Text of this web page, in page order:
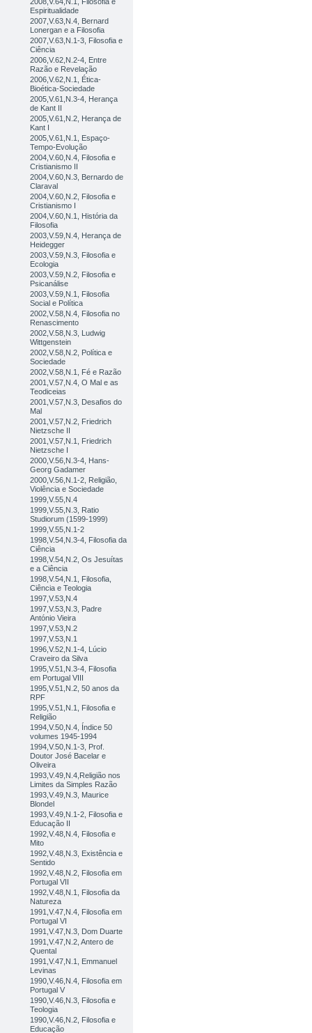
Espiritualidade
2007,V.63,N.4, Bernard
Lonergan e a Filosofia
2007,V.63,N.1-3, Filosofia e
Ciência
2006,V.62,N.2-4, Entre
Razão e Revelação
2006,V.62,N.1, Ética-
Bioética-Sociedade
2005,V.61,N.3-4, Herança
de Kant II
2005,V.61,N.2, Herança de
Kant I
2005,V.61,N.1, Espaço-
Tempo-Evolução
2004,V.60,N.4, Filosofia e
Cristianismo II
2004,V.60,N.3, Bernardo de
Claraval
2004,V.60,N.2, Filosofia e
Cristianismo I
2004,V.60,N.1, História da
Filosofia
2003,V.59,N.4, Herança de
Heidegger
2003,V.59,N.3, Filosofia e
Ecologia
2003,V.59,N.2, Filosofia e
Psicanálise
2003,V.59,N.1, Filosofia
Social e Política
2002,V.58,N.4, Filosofia no
Renascimento
2002,V.58,N.3, Ludwig
Wittgenstein
2002,V.58,N.2, Política e
Sociedade
2002,V.58,N.1, Fé e Razão
2001,V.57,N.4, O Mal e as
Teodiceias
2001,V.57,N.3, Desafios do
Mal
2001,V.57,N.2, Friedrich
Nietzsche II
2001,V.57,N.1, Friedrich
Nietzsche I
2000,V.56,N.3-4, Hans-
Georg Gadamer
2000,V.56,N.1-2, Religião,
Violência e Sociedade
1999,V.55,N.4
1999,V.55,N.3, Ratio
Studiorum (1599-1999)
1999,V.55,N.1-2
1998,V.54,N.3-4, Filosofia da
Ciência
1998,V.54,N.2, Os Jesuítas
e a Ciência
1998,V.54,N.1, Filosofia,
Ciência e Teologia
1997,V.53,N.4
1997,V.53,N.3, Padre
António Vieira
1997,V.53,N.2
1997,V.53,N.1
1996,V.52,N.1-4, Lúcio
Craveiro da Silva
1995,V.51,N.3-4, Filosofia
em Portugal VIII
1995,V.51,N.2, 50 anos da
RPF
1995,V.51,N.1, Filosofia e
Religião
1994,V.50,N.4, Índice 50
volumes 1945-1994
1994,V.50,N.1-3, Prof.
Doutor José Bacelar e
Oliveira
1993,V.49,N.4,Religião nos
Limites da Simples Razão
1993,V.49,N.3, Maurice
Blondel
1993,V.49,N.1-2, Filosofia e
Educação II
1992,V.48,N.4, Filosofia e
Mito
1992,V.48,N.3, Existência e
Sentido
1992,V.48,N.2, Filosofia em
Portugal VII
1992,V.48,N.1, Filosofia da
Natureza
1991,V.47,N.4, Filosofia em
Portugal VI
1991,V.47,N.3, Dom Duarte
1991,V.47,N.2, Antero de
Quental
1991,V.47,N.1, Emmanuel
Levinas
1990,V.46,N.4, Filosofia em
Portugal V
1990,V.46,N.3, Filosofia e
Teologia
1990,V.46,N.2, Filosofia e
Educação